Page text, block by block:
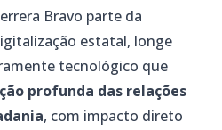
Bravo parte da
estatal, longe
tecnológico que
profunda das relações
, com impacto direto